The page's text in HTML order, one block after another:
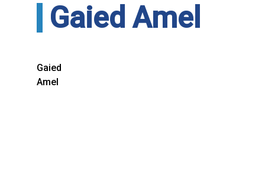
Gaied Amel
Gaied
Amel